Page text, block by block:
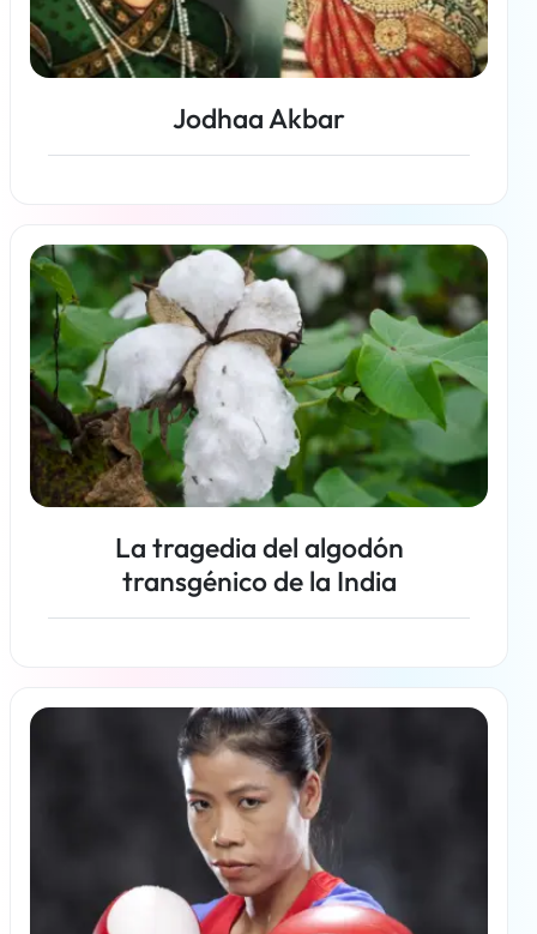
Jodhaa Akbar
Más información
La tragedia del algodón
transgénico de la India
Más información